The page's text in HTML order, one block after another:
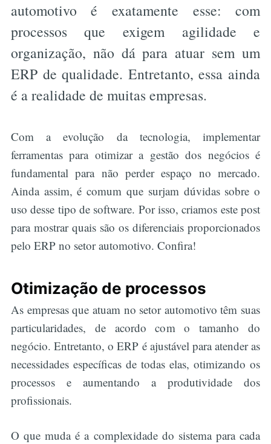
automotivo é exatamente esse: com
processos que exigem agilidade e
organização, não dá para atuar sem um
ERP de qualidade. Entretanto, essa ainda
é a realidade de muitas empresas.
Com a evolução da tecnologia, implementar
ferramentas para otimizar a gestão dos negócios é
fundamental para não perder espaço no mercado.
Ainda assim, é comum que surjam dúvidas sobre o
uso desse tipo de software. Por isso, criamos este post
para mostrar quais são os diferenciais proporcionados
pelo ERP no setor automotivo. Confira!
Otimização de processos
As empresas que atuam no setor automotivo têm suas
particularidades, de acordo com o tamanho do
negócio. Entretanto, o ERP é ajustável para atender as
necessidades específicas de todas elas, otimizando os
processos e aumentando a produtividade dos
profissionais.
O que muda é a complexidade do sistema para cada